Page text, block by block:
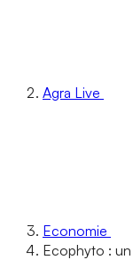
Agra Live
Economie
Ecophyto :